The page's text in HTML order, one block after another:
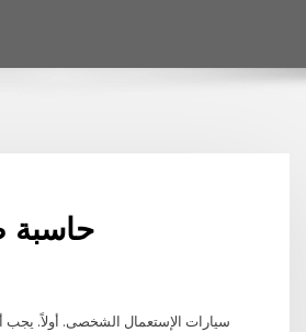
حاسبة
سيارات الإستعمال الشخصى. أولاً. يجب